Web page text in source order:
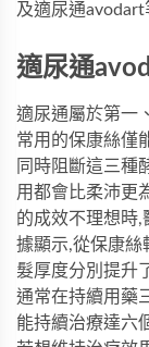
及適尿通avodart
適尿通
適尿通屬於第一
常用的保康絲僅
同時阻斷這三種
用都會比柔沛更
的成效不理想時
據顯示,從保康絲
髮厚度分別提升
通常在持續用藥
能持續治療達六